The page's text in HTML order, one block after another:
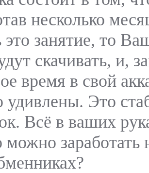
несколько
это занятие, то
скачивать, и,
время в свой
удивлены. Это
Всё в ваших
можно заработать